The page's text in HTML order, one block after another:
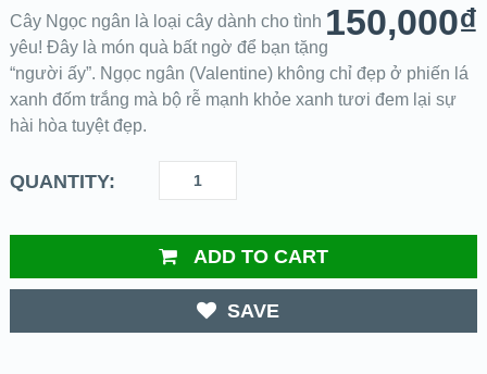
150,000₫
Cây Ngọc ngân là loại cây dành cho tình
yêu! Đây là món quà bất ngờ để bạn tặng
“người ấy”. Ngọc ngân (Valentine) không chỉ đẹp ở phiến lá
xanh đốm trắng mà bộ rễ mạnh khỏe xanh tươi đem lại sự
hài hòa tuyệt đẹp.
QUANTITY:
ADD TO CART
SAVE